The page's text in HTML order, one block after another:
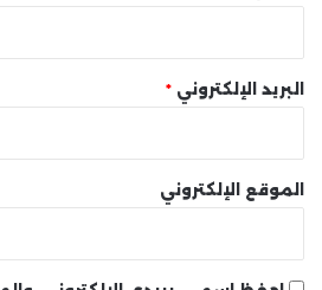
البريد الإلكتروني *
الموقع الإلكتروني